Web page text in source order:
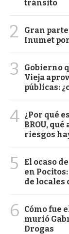
tránsito
2
Gran
Inumet
3
Gobierno
Vieja
públicas:
4 ¿Por qué
BROU,
riesgos
5
El ocaso
en
de locales
6
Cómo fue
murió
Drogas